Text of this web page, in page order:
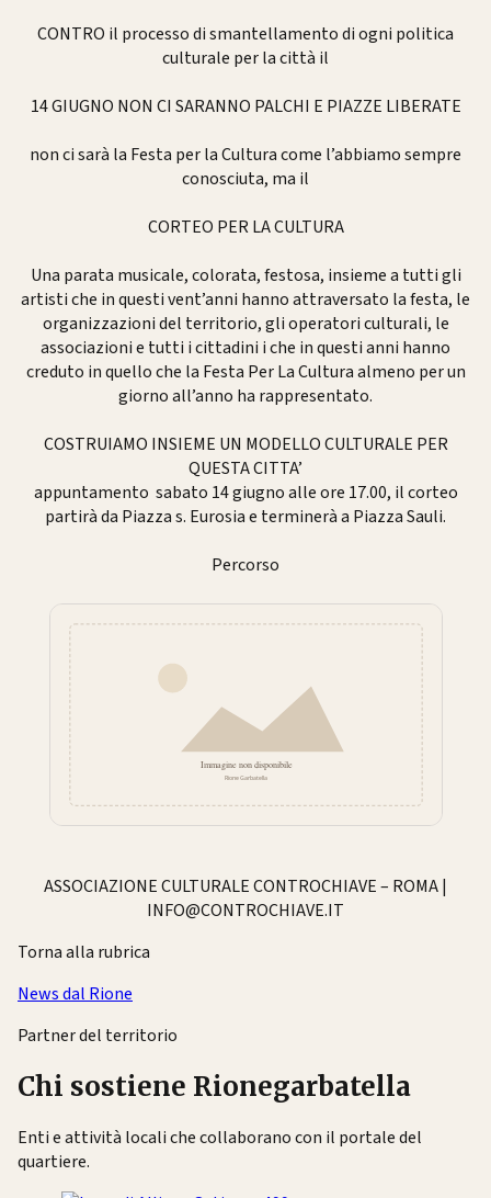
CONTRO il processo di smantellamento di ogni politica
culturale per la città il
14 GIUGNO NON CI SARANNO PALCHI E PIAZZE LIBERATE
non ci sarà la Festa per la Cultura come l’abbiamo sempre
conosciuta, ma il
CORTEO PER LA CULTURA
Una parata musicale, colorata, festosa, insieme a tutti gli
artisti che in questi vent’anni hanno attraversato la festa, le
organizzazioni del territorio, gli operatori culturali, le
associazioni e tutti i cittadini i che in questi anni hanno
creduto in quello che la Festa Per La Cultura almeno per un
giorno all’anno ha rappresentato.
COSTRUIAMO INSIEME UN MODELLO CULTURALE PER
QUESTA CITTA’
appuntamento sabato 14 giugno alle ore 17.00, il corteo
partirà da Piazza s. Eurosia e terminerà a Piazza Sauli.
Percorso
ASSOCIAZIONE CULTURALE CONTROCHIAVE – ROMA |
INFO@CONTROCHIAVE.IT
Torna alla rubrica
News dal Rione
Partner del territorio
Chi sostiene Rionegarbatella
Enti e attività locali che collaborano con il portale del
quartiere.